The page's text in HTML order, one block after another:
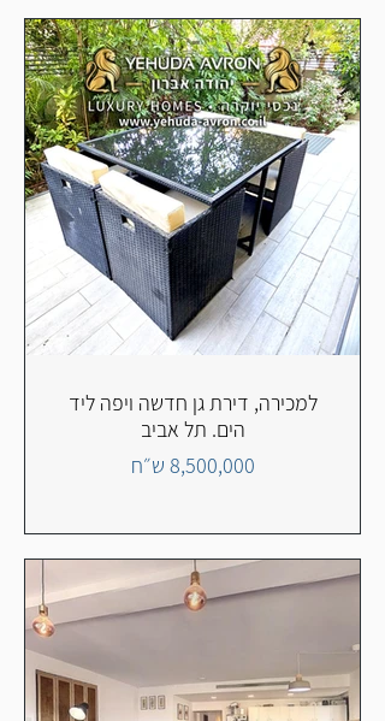
למכירה, דירת גן חדשה ויפה ליד
הים. תל אביב
8,500,000 ש״ח